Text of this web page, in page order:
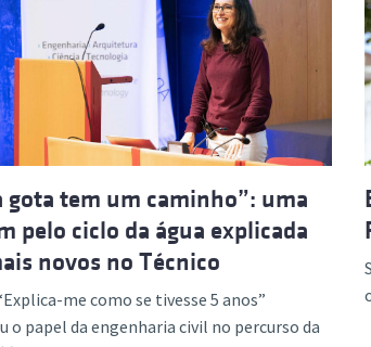
Formação
gota tem um caminho”: uma
pelo ciclo da água explicada
novos no Técnico
me como se tivesse 5 anos”
o papel da engenharia civil no percurso da